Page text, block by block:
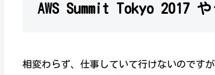
AWS Summit Tokyo 2017
相変わらず、仕事していて行けないのです